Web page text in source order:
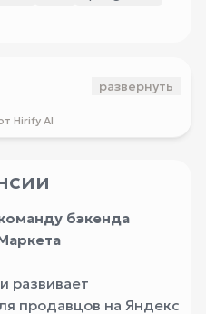
развернуть
Hirify AI
бэкенда
развивает
продавцов на Яндекс